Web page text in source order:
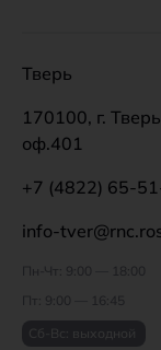
Тверь
170100, г.
оф.401
+7 (4822) 65-
info-
Пн-Чт: 9:00 — 18:00
Пт: 9:00 — 16:45
Сб-Вс: выходной